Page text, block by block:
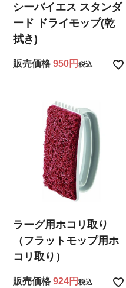
シーバイエス スタンダ
ード ドライモップ(乾
拭き)
販売価格 950 税込
ラーグ用ホコリ取り
（フラットモップ用ホ
コリ取り）
販売価格 924 税込